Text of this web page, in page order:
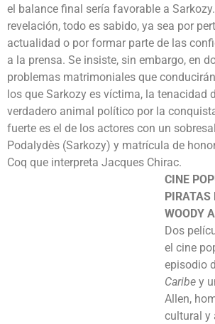
el balance final sería favorable a
revelación, todo es sabido, ya sea por
actualidad o por formar parte de las
a la prensa. Se insiste, sin embargo, en
problemas matrimoniales que
los que Sarkozy es víctima, la tenacidad
verdadero animal político por la
fuerte es el de los actores con un
Podalydès (Sarkozy) y matrícula de
Coq que interpreta Jacques Chirac.
CINE
PIRATAS
WOODY
Dos
el cine
episodio
Caribe y
Allen,
cultural y